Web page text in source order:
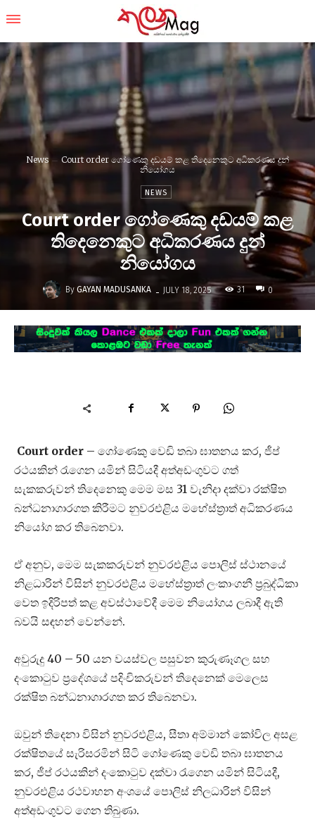
News
Court order ගෝණෙකු දඩයම් කළ තිදෙනෙකුට අධිකරණය දුන්
නියෝගය
NEWS
Court order ගෝණෙකු දඩයම් කළ
තිදෙනෙකුට අධිකරණය දුන්
නියෝගය
By GAYAN MADUSANKA - JULY 18, 2025 31 0
Court order – ගෝණෙකු වෙඩි තබා ඝාතනය කර, ජීප්
රථයකින් රැගෙන යමින් සිටියදී අත්අඩංගුවට ගත්
සැකකරුවන් තිදෙනෙකු මෙම මස 31 වැනිදා දක්වා රක්ෂිත
බන්ධනාගාරගත කිරීමට නුවරඑළිය මහේස්ත්‍රාත් අධිකරණය
නියෝග කර තිබෙනවා.
ඒ අනුව, මෙම සැකකරුවන් නුවරඑළිය පොලිස් ස්ථානයේ
නිළධාරින් විසින් නුවරඑළිය මහේස්ත්‍රාත් ලංකාංගනී ප්‍රබුද්ධිකා
වෙත ඉදිරිපත් කළ අවස්ථාවේදී මෙම නියෝගය ලබාදී ඇති
බවයි සඳහන් වෙන්නේ.
අවුරුදු 40 – 50 යන වයස්වල පසුවන කුරුණෑගල සහ
දංකොටුව ප්‍රදේශයේ පදිංචිකරුවන් තිදෙනෙක් මෙලෙස
රක්ෂිත බන්ධනාගාරගත කර තිබෙනවා.
ඔවුන් තිදෙනා විසින් නුවරඑළිය, සීතා අම්මාන් කෝවිල අසළ
රක්ෂිතයේ සැරිසරමින් සිටි ගෝණෙකු වෙඩි තබා ඝාතනය
කර, ජීප් රථයකින් දංකොටුව දක්වා රැගෙන යමින් සිටියදී,
නුවරඑළිය රථවාහන අංශයේ පොලිස් නිලධාරින් විසින්
අත්අඩංගුවට ගෙන තිබුණා.